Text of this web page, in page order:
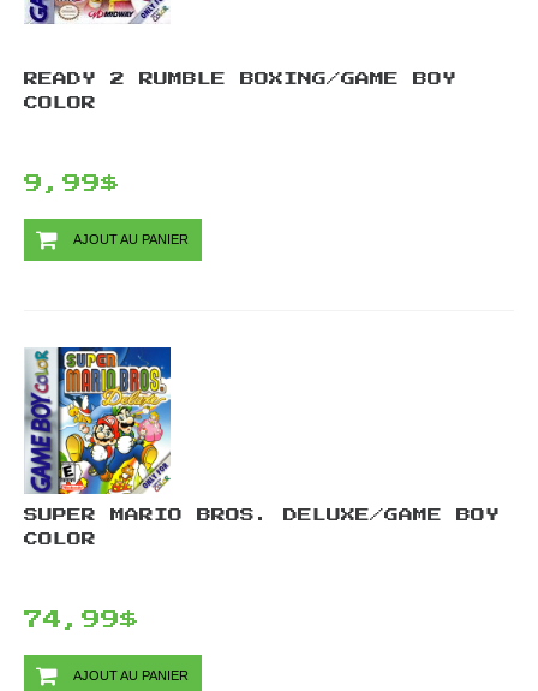
READY 2 RUMBLE BOXING/GAME BOY
COLOR
9,99$
AJOUT AU PANIER
SUPER MARIO BROS. DELUXE/GAME BOY
COLOR
74,99$
AJOUT AU PANIER